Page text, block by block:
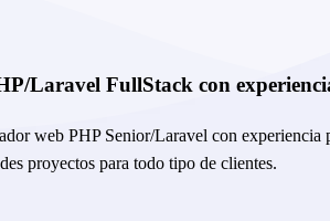
Laravel FullStack con
web PHP Senior/Laravel con
proyectos para todo tipo de clientes.